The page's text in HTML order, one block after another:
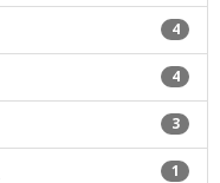
4
4
3
1